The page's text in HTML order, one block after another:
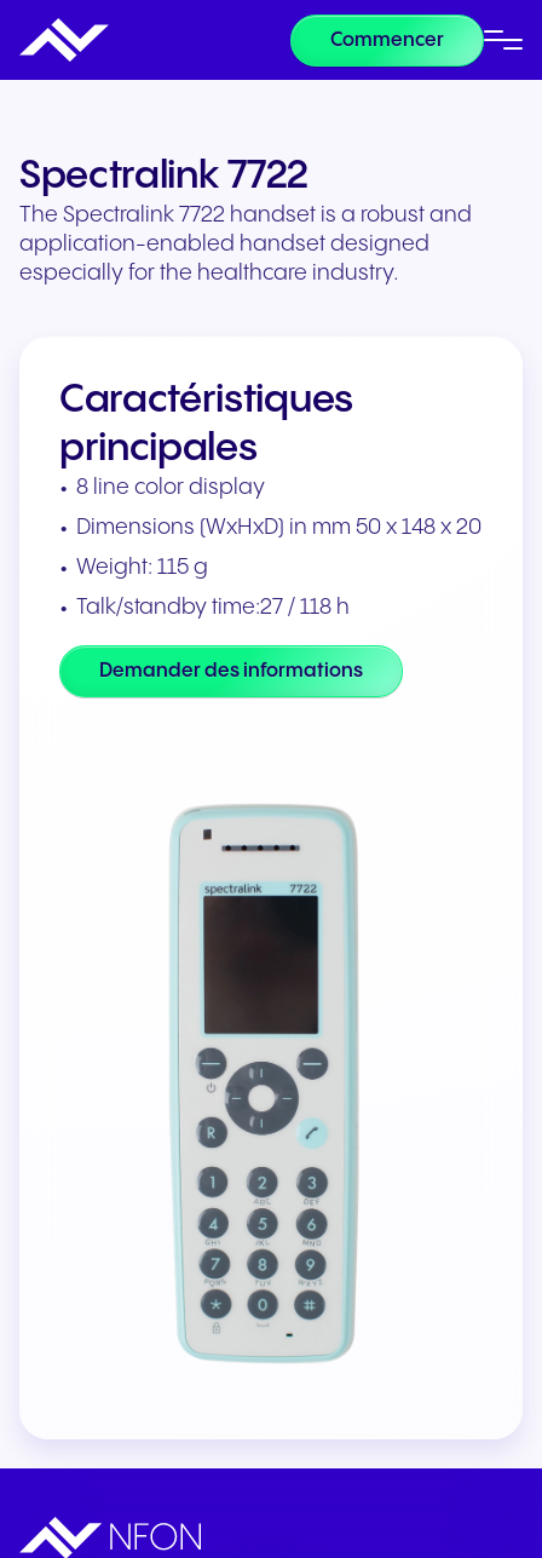
Commencer
Spectralink 7722
The Spectralink 7722 handset is a robust and
application-enabled handset designed
especially for the healthcare industry.
Caractéristiques
principales
8 line color display
Dimensions (WxHxD) in mm 50 x 148 x 20
Weight: 115 g
Talk/standby time:27 / 118 h
Demander des informations